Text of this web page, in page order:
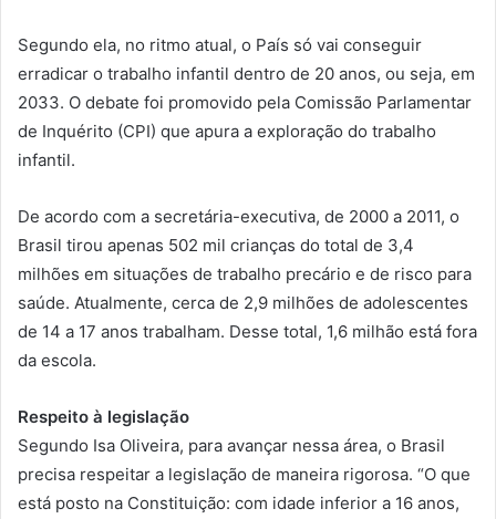
Segundo ela, no ritmo atual, o País só vai conseguir
erradicar o trabalho infantil dentro de 20 anos, ou seja, em
2033. O debate foi promovido pela Comissão Parlamentar
de Inquérito (CPI) que apura a exploração do trabalho
infantil.
De acordo com a secretária-executiva, de 2000 a 2011, o
Brasil tirou apenas 502 mil crianças do total de 3,4
milhões em situações de trabalho precário e de risco para
saúde. Atualmente, cerca de 2,9 milhões de adolescentes
de 14 a 17 anos trabalham. Desse total, 1,6 milhão está fora
da escola.
Respeito à legislação
Segundo Isa Oliveira, para avançar nessa área, o Brasil
precisa respeitar a legislação de maneira rigorosa. “O que
está posto na Constituição: com idade inferior a 16 anos,